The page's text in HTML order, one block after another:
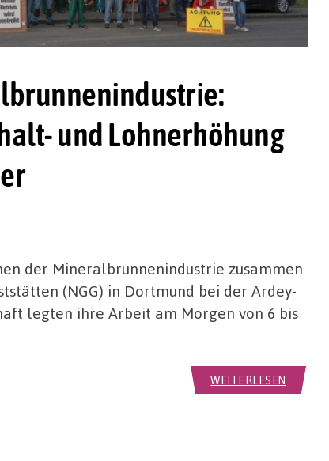
und Lohnerhöhung
der Mineralbrunnenindustrie zusammen
(NGG) in Dortmund bei der Ardey-
legten ihre Arbeit am Morgen von 6 bis
WEITERLESEN